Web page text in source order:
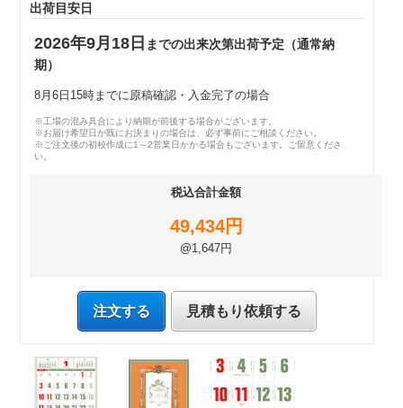
出荷目安日
2026年9月18日 までの出来次第出荷予定（通常納
期）
8月6日15時までに原稿確認・入金完了の場合
※工場の混み具合により納期が前後する場合がございます。
※お届け希望日が既にお決まりの場合は、必ず事前にご相談ください。
※ご注文後の初校作成に1～2営業日かかる場合もございます。ご留意くださ
い。
税込合計金額
49,434円
@1,647円
注文する 見積もり依頼する